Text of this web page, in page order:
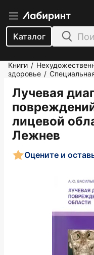
Каталог
Книги /
здоровье /
Лучевая
лицевой
Лежнев
Оцените и